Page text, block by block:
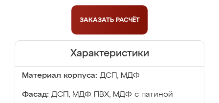
ЗАКАЗАТЬ РАСЧЁТ
Характеристики
Материал корпуса: ДСП, МДФ
Фасад: ДСП, МДФ ПВХ, МДФ с патиной